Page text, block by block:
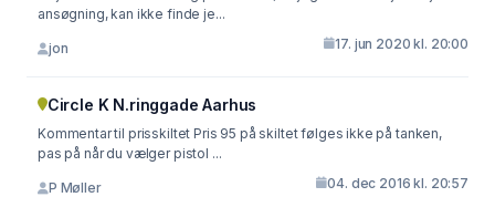
ansøgning, kan ikke finde je...
jon 17. jun 2020 kl. 20:00
Circle K N.ringgade Aarhus
Kommentar til prisskiltet Pris 95 på skiltet følges ikke på tanken,
pas på når du vælger pistol ...
P Møller 04. dec 2016 kl. 20:57